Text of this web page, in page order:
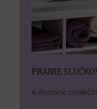
PRANIE
a domáce